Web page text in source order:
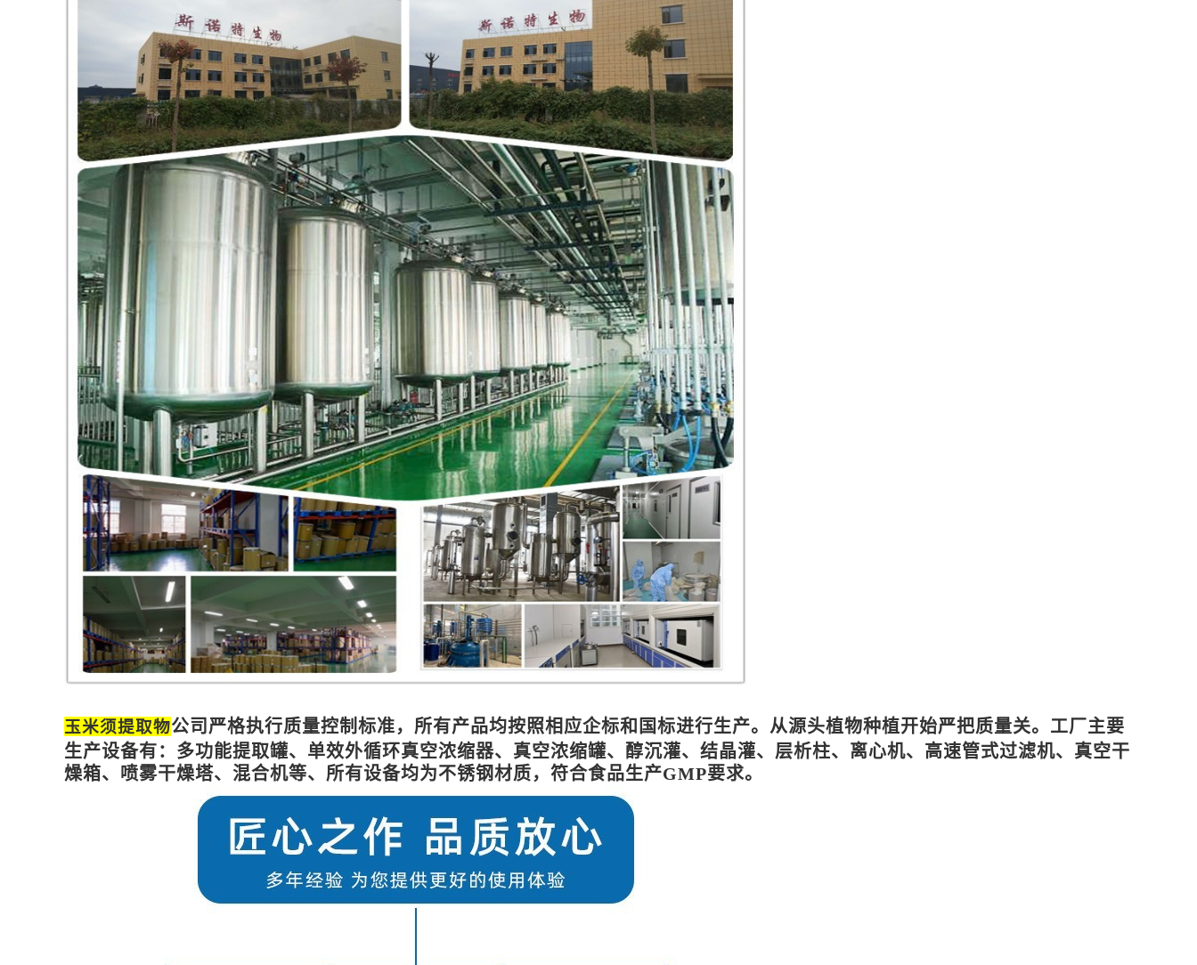
玉米须提取物公司严格执行质量控制标准，所有产品均按照相应企标和国标进行生产。从源头植物种植开始严把质量关。工厂主要
生产设备有：多功能提取罐、单效外循环真空浓缩器、真空浓缩罐、醇沉灌、结晶灌、层析柱、离心机、高速管式过滤机、真空干
燥箱、喷雾干燥塔、混合机等、所有设备均为不锈钢材质，符合食品生产GMP要求。